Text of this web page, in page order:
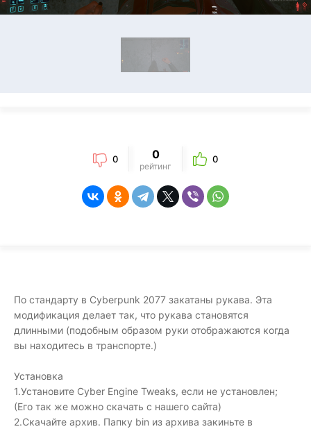
0 0
рейтинг
0
По стандарту в Cyberpunk 2077 закатаны рукава. Эта
модификация делает так, что рукава становятся
длинными (подобным образом руки отображаются когда
вы находитесь в транспорте.)
Установка
1.Установите Cyber Engine Tweaks, если не установлен;
(Его так же можно скачать с нашего сайта)
2.Скачайте архив. Папку bin из архива закиньте в